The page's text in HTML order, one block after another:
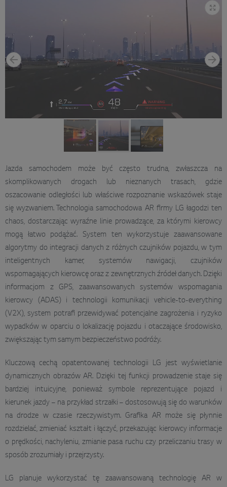
Jazda samochodem może być często trudna, zwłaszcza na
skomplikowanych drogach lub nieznanych trasach, gdzie
oszacowanie odległości lub właściwe rozpoznanie wskazówek staje
się wyzwaniem. Technologia samochodowa AR firmy LG łagodzi ten
chaos, dostarczając wyraźne linie prowadzące, za którymi kierowcy
mogą łatwo podążać. System ten wykorzystuje zaawansowane
algorytmy do integracji danych z różnych czujników pojazdu, w tym
inteligentnych kamer, systemów nawigacji, czujników
wspomagających kierowcę oraz z zewnętrznych źródeł danych. Dzięki
informacjom z GPS, zaawansowanych systemów wspomagania
kierowcy (ADAS) i technologii komunikacji vehicle-to-everything
(V2X), system potrafi przewidywać potencjalne zagrożenia i ryzyko
wypadków w oparciu o lokalizację pojazdu i otaczające środowisko,
zwiększając tym samym bezpieczeństwo podróży.
Kluczową cechą opatentowanej technologii LG jest wyświetlanie
dynamicznych obrazów AR. Dzięki tej funkcji prowadzenie staje się
bardziej intuicyjne, ponieważ symbole reprezentujące pojazd i
kierunek jazdy – na przykład strzałki – dostosowują się do warunków
na drodze w czasie rzeczywistym. Grafika AR może się płynnie
rozdzielać, zmieniać kształt i łączyć, przekazując kierowcy informacje
o prędkości, nachyleniu, zmianie pasa ruchu czy przeliczaniu trasy w
sposób zrozumiały i przejrzysty.
LG planuje wykorzystać tę zaawansowaną technologię AR w